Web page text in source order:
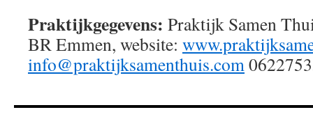
Praktijkgegevens: Praktijk Samen
BR Emmen, website:
info@praktijksamenthuis.com